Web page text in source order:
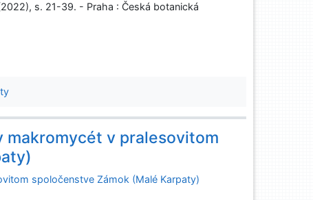
s. 21-39. - Praha : Česká botanická
makromycét v pralesovitom
spoločenstve Zámok (Malé Karpaty)